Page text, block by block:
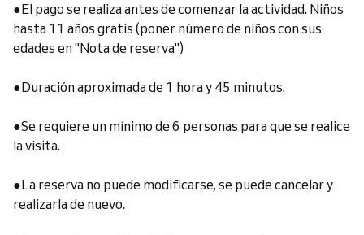
●El pago se realiza antes de comenzar la actividad. Niños
hasta 11 años gratis (poner número de niños con sus
edades en "Nota de reserva")
●Duración aproximada de 1 hora y 45 minutos.
●Se requiere un mínimo de 6 personas para que se realice
la visita.
●La reserva no puede modificarse, se puede cancelar y
realizarla de nuevo.